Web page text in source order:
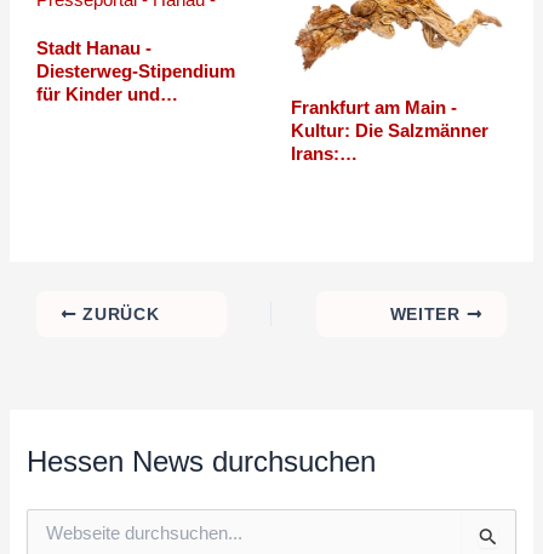
Stadt Hanau -
Diesterweg-Stipendium
für Kinder und…
Frankfurt am Main -
Kultur: Die Salzmänner
Irans:…
ZURÜCK WEITER
Hessen News durchsuchen